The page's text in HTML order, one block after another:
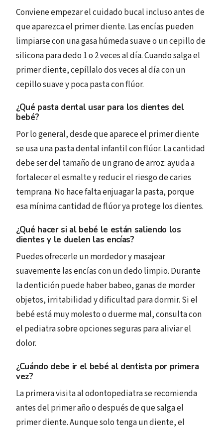
Conviene empezar el cuidado bucal incluso antes de
que aparezca el primer diente. Las encías pueden
limpiarse con una gasa húmeda suave o un cepillo de
silicona para dedo 1 o 2 veces al día. Cuando salga el
primer diente, cepíllalo dos veces al día con un
cepillo suave y poca pasta con flúor.
¿Qué pasta dental usar para los dientes del
bebé?
Por lo general, desde que aparece el primer diente
se usa una pasta dental infantil con flúor. La cantidad
debe ser del tamaño de un grano de arroz: ayuda a
fortalecer el esmalte y reducir el riesgo de caries
temprana. No hace falta enjuagar la pasta, porque
esa mínima cantidad de flúor ya protege los dientes.
¿Qué hacer si al bebé le están saliendo los
dientes y le duelen las encías?
Puedes ofrecerle un mordedor y masajear
suavemente las encías con un dedo limpio. Durante
la dentición puede haber babeo, ganas de morder
objetos, irritabilidad y dificultad para dormir. Si el
bebé está muy molesto o duerme mal, consulta con
el pediatra sobre opciones seguras para aliviar el
dolor.
¿Cuándo debe ir el bebé al dentista por primera
vez?
La primera visita al odontopediatra se recomienda
antes del primer año o después de que salga el
primer diente. Aunque solo tenga un diente, el